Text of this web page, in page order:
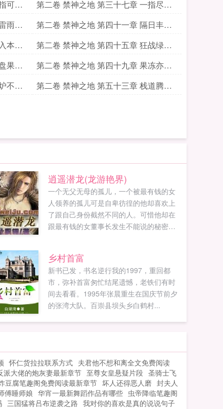
可现
第二卷 禁神之地 第三十七章 一指尽殁
狂战宗
雨展
第二卷 禁神之地 第四十一章 隔日丰收
新道途
本宗
第二卷 禁神之地 第四十五章 狂战绿脸
劫掠根
果冻
第二卷 禁神之地 第四十九章 果冻亦可
弑神明
不动
第二卷 禁神之地 第五十三章 栈道腾云
逍遥潜龙(龙游艳界)
一个无父无母的孤儿，一个被最有钱的女
人领养的孤儿可是自卑彷徨的他却喜欢上
了跟自己身份截然不同的人。可惜他却在
跟最有钱的女董事长发生不能说的秘密之
可爱，性感妩媚，柔情万千最后的最后，
他凭借着自己的能力，在那多少美人美妇
的陪伴之下，在这一片弱肉强食的世界之
中创下了一个伟大的奇迹！...
乡村首富
新书已发，书名逆行我的1997，重回都
市，弥补首富匆忙结尾遗憾，老铁们有时
间去看看。1995年张晨重生在国庆节前夕
的张湾大队。百崇县坝头乡白鹤村...
怀仁货拉拉联系方式 夫君他不想和离全文免费阅读
派大佬的炮灰妻最新章节 至尊女皇悬疑片段 圣骑士飞
豆腐笔趣阁免费阅读最新章节 坏人还得恶人磨 封夫人
傅睡师娘 华宵一最新舞蹈作品有哪些 虫帝降临笔趣阁
三国猛将吕布逆袭之路 我对你的喜欢是真的说说句子